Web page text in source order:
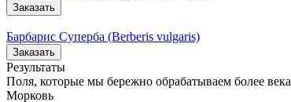
Заказать
Барбарис Суперба (Berberis vulgaris)
Заказать
Результаты
Поля, которые мы бережно обрабатываем более века
Морковь